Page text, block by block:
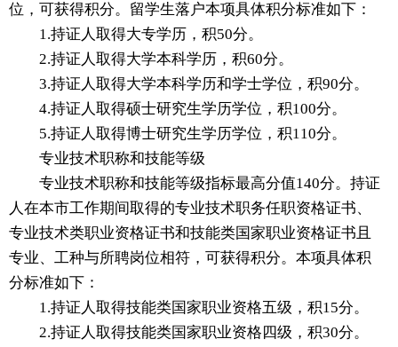
位，可获得积分。留学生落户本项具体积分标准如下：
1.持证人取得大专学历，积50分。
2.持证人取得大学本科学历，积60分。
3.持证人取得大学本科学历和学士学位，积90分。
4.持证人取得硕士研究生学历学位，积100分。
5.持证人取得博士研究生学历学位，积110分。
专业技术职称和技能等级
专业技术职称和技能等级指标最高分值140分。持证
人在本市工作期间取得的专业技术职务任职资格证书、
专业技术类职业资格证书和技能类国家职业资格证书且
专业、工种与所聘岗位相符，可获得积分。本项具体积
分标准如下：
1.持证人取得技能类国家职业资格五级，积15分。
2.持证人取得技能类国家职业资格四级，积30分。